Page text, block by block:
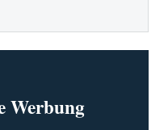
Werbung